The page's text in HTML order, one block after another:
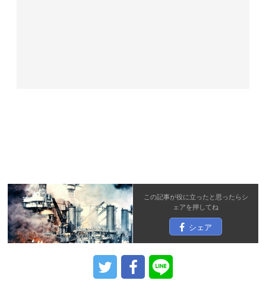
この記事が役に立ったと思ったらシ
ェアを押してね
シェア